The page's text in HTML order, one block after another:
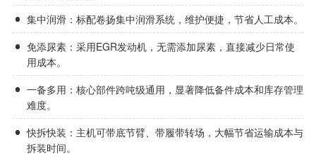
集中润滑：标配卷扬集中润滑系统，维护便捷，节省人工成本。
免添尿素：采用EGR发动机，无需添加尿素，直接减少日常使
用成本。
一备多用：核心部件跨吨级通用，显著降低备件成本和库存管理
难度。
快拆快装：主机可带底节臂、带履带转场，大幅节省运输成本与
拆装时间。